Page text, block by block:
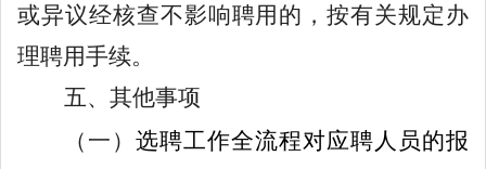
或异议经核查不影响聘用的，按有关规定办
理聘用手续。
五、其他事项
（一） 选聘工作全流程对应聘人员的报